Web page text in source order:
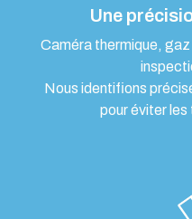
Une
Caméra thermique,
Nous identifions
pour éviter